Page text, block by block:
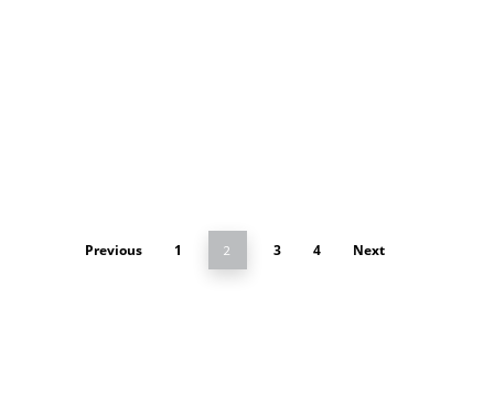
Previous 1 2 3 4 Next